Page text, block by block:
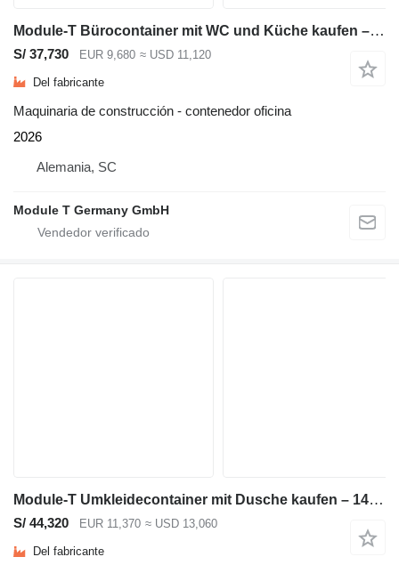
Module-T Bürocontainer mit WC und Küche kaufen – sofort lieferbar | NEU
S/ 37,730 EUR 9,680 ≈ USD 11,120
Del fabricante
Maquinaria de construcción - contenedor oficina
2026
Alemania, SC
Module T Germany GmbH
Module-T Umkleidecontainer mit Dusche kaufen – 14,4 m², 600 × 240cm | NEU
S/ 44,320 EUR 11,370 ≈ USD 13,060
Del fabricante